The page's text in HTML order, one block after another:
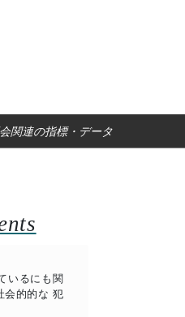
関連の指標・データ
いるにも関
会的的な 犯